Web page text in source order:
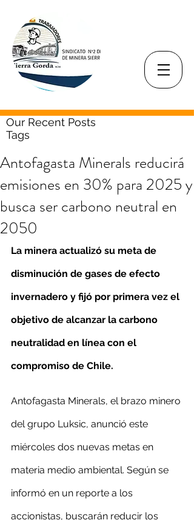
Our Recent Posts
Tags
Antofagasta Minerals reducirá
emisiones en 30% para 2025 y
busca ser carbono neutral en
2050
La minera actualizó su meta de
disminución de gases de efecto
invernadero y fijó por primera vez el
objetivo de alcanzar la carbono
neutralidad en línea con el
compromiso de Chile.
Antofagasta Minerals, el brazo minero
del grupo Luksic, anunció este
miércoles dos nuevas metas en
materia medio ambiental. Según se
informó en un reporte a los
accionistas, buscarán reducir los